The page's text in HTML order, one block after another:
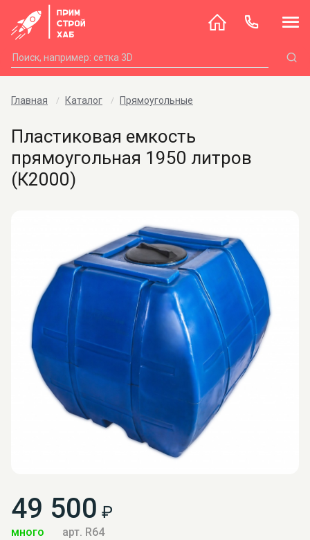
Главная Каталог Прямоугольные
Пластиковая емкость
прямоугольная 1950 литров
(К2000)
49 500 ₽
много арт. R64